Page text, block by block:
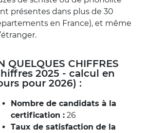
présentes dans plus de 30
en France), et même
QUELQUES CHIFFRES
2025 - calcul en
pour 2026) :
Nombre de candidats à la
certification : 26
Taux de satisfaction de la